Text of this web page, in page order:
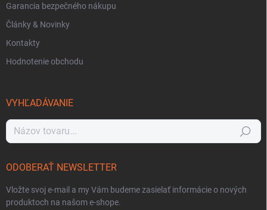
Garancia bezpečného nákupu
Články & Novinky
Kontakty
Hodnotenie obchodu
VYHĽADÁVANIE
Hľadať
ODOBERAŤ NEWSLETTER
Vložte svoj e-mail a my Vám budeme zasielať informácie o nových
produktoch na našom e-shope.